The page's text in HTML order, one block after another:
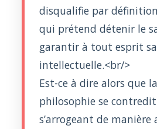
disqualifie par
qui prétend détenir le
garantir à tout esprit
intellectuelle.<br/>
Est-ce à dire alors que
philosophie se
s’arrogeant de